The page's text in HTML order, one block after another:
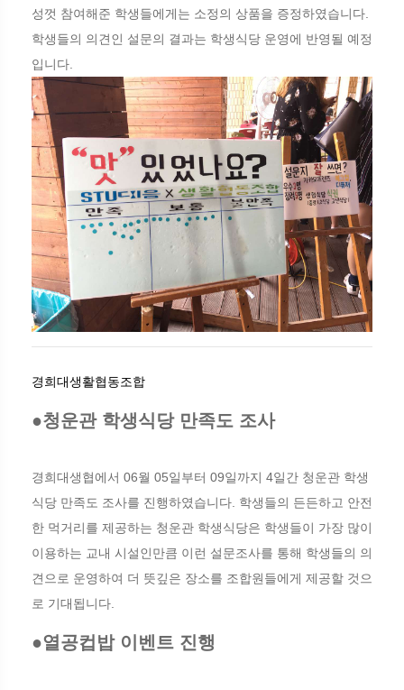
성껏 참여해준 학생들에게는 소정의 상품을 증정하였습니다.
학생들의 의견인 설문의 결과는 학생식당 운영에 반영될 예정
입니다.
경희대생활협동조합
●청운관 학생식당 만족도 조사
경희대생협에서 06월 05일부터 09일까지 4일간 청운관 학생
식당 만족도 조사를 진행하였습니다. 학생들의 든든하고 안전
한 먹거리를 제공하는 청운관 학생식당은 학생들이 가장 많이
이용하는 교내 시설인만큼 이런 설문조사를 통해 학생들의 의
견으로 운영하여 더 뜻깊은 장소를 조합원들에게 제공할 것으
로 기대됩니다.
●열공컵밥 이벤트 진행